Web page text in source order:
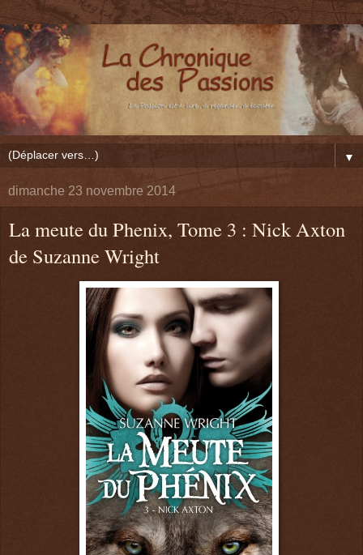
▼
dimanche 23 novembre 2014
La meute du Phenix, Tome 3 : Nick Axton
de Suzanne Wright